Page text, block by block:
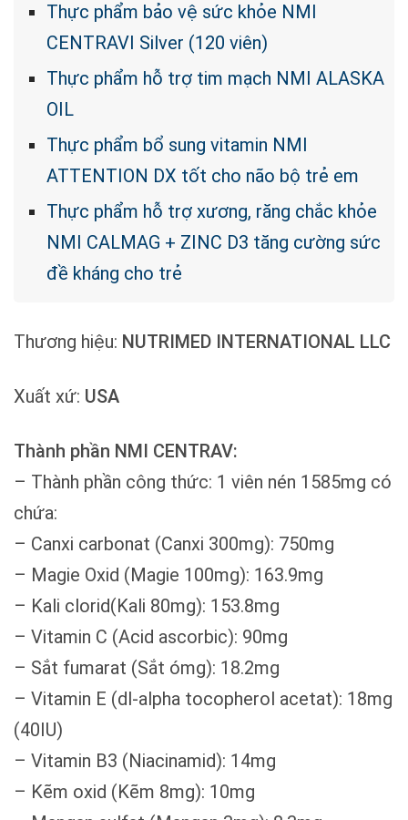
Thực phẩm bảo vệ sức khỏe NMI
CENTRAVI Silver (120 viên)
Thực phẩm hỗ trợ tim mạch NMI ALASKA
OIL
Thực phẩm bổ sung vitamin NMI
ATTENTION DX tốt cho não bộ trẻ em
Thực phẩm hỗ trợ xương, răng chắc khỏe
NMI CALMAG + ZINC D3 tăng cường sức
đề kháng cho trẻ
Thương hiệu: NUTRIMED INTERNATIONAL LLC
Xuất xứ: USA
Thành phần NMI CENTRAV:
– Thành phần công thức: 1 viên nén 1585mg có
chứa:
– Canxi carbonat (Canxi 300mg): 750mg
– Magie Oxid (Magie 100mg): 163.9mg
– Kali clorid(Kali 80mg): 153.8mg
– Vitamin C (Acid ascorbic): 90mg
– Sắt fumarat (Sắt ómg): 18.2mg
– Vitamin E (dl-alpha tocopherol acetat): 18mg
(40IU)
– Vitamin B3 (Niacinamid): 14mg
– Kẽm oxid (Kẽm 8mg): 10mg